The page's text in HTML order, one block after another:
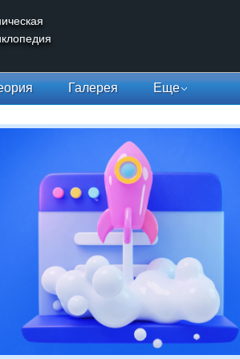
Галерея Еще